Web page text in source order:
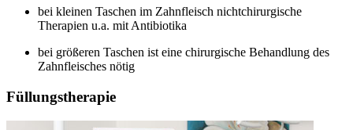
bei kleinen Taschen im Zahnfleisch nichtchirurgische
Therapien u.a. mit Antibiotika
bei größeren Taschen ist eine chirurgische Behandlung des
Zahnfleisches nötig
Füllungstherapie